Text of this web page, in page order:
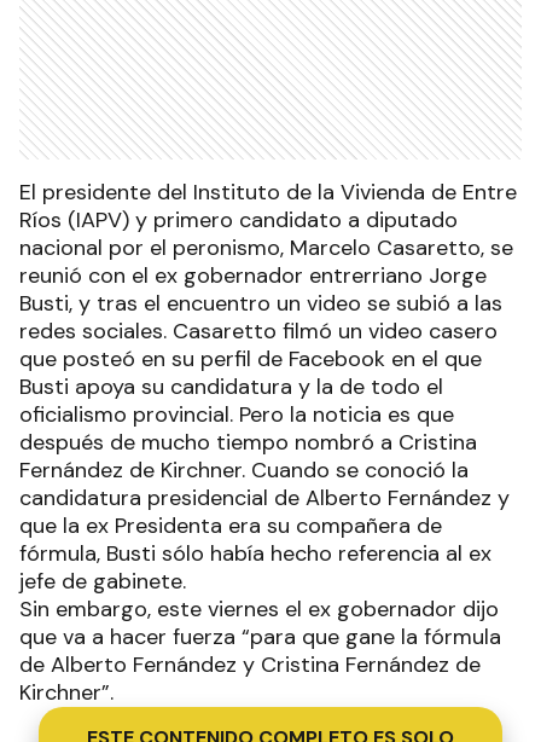
El presidente del Instituto de la Vivienda de Entre
Ríos (IAPV) y primero candidato a diputado
nacional por el peronismo, Marcelo Casaretto, se
reunió con el ex gobernador entrerriano Jorge
Busti, y tras el encuentro un video se subió a las
redes sociales. Casaretto filmó un video casero
que posteó en su perfil de Facebook en el que
Busti apoya su candidatura y la de todo el
oficialismo provincial. Pero la noticia es que
después de mucho tiempo nombró a Cristina
Fernández de Kirchner. Cuando se conoció la
candidatura presidencial de Alberto Fernández y
que la ex Presidenta era su compañera de
fórmula, Busti sólo había hecho referencia al ex
jefe de gabinete.
Sin embargo, este viernes el ex gobernador dijo
que va a hacer fuerza “para que gane la fórmula
de Alberto Fernández y Cristina Fernández de
Kirchner”.